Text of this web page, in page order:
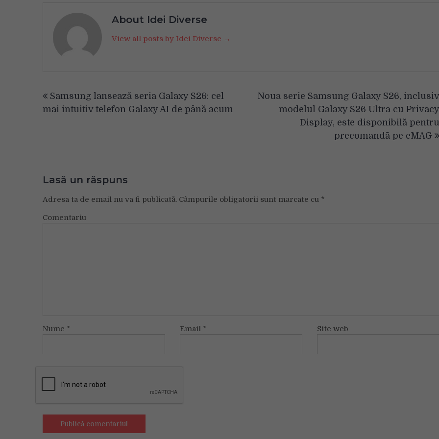
About Idei Diverse
View all posts by Idei Diverse →
în
Samsung lansează seria Galaxy S26: cel
mai intuitiv telefon Galaxy AI de până acum
Noua serie Samsung Galaxy S26, inclusiv
modelul Galaxy S26 Ultra cu Privacy
Display, este disponibilă pentru
precomandă pe eMAG
Lasă un răspuns
Adresa ta de email nu va fi publicată. Câmpurile obligatorii sunt marcate cu *
Comentariu
Nume * Email * Site web